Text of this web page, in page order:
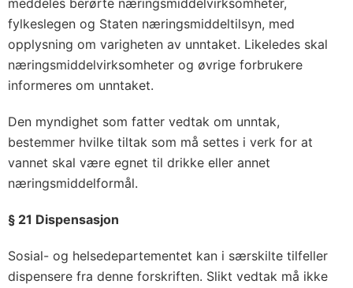
meddeles berørte næringsmiddelvirksomheter,
fylkeslegen og Staten næringsmiddeltilsyn, med
opplysning om varigheten av unntaket. Likeledes skal
næringsmiddelvirksomheter og øvrige forbrukere
informeres om unntaket.
Den myndighet som fatter vedtak om unntak,
bestemmer hvilke tiltak som må settes i verk for at
vannet skal være egnet til drikke eller annet
næringsmiddelformål.
§ 21 Dispensasjon
Sosial- og helsedepartementet kan i særskilte tilfeller
dispensere fra denne forskriften. Slikt vedtak må ikke